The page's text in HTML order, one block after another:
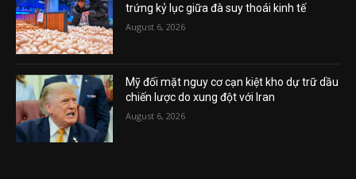
trứng kỷ lục giữa đà suy thoái kinh tế
August 6, 2026
Mỹ đối mặt nguy cơ cạn kiệt kho dự trữ dầu
chiến lược do xung đột với Iran
August 6, 2026